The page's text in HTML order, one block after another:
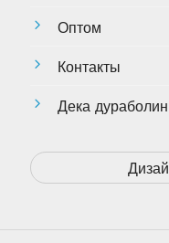
Оптом
Контакты
Дека